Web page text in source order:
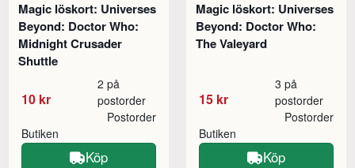
Magic löskort: Universes
Beyond: Doctor Who:
Midnight Crusader
Shuttle
10 kr
2 på
postorder
Butiken
Postorder
Köp
Magic löskort: Universes
Beyond: Doctor Who:
The Valeyard
15 kr
3 på
postorder
Butiken
Postorder
Köp